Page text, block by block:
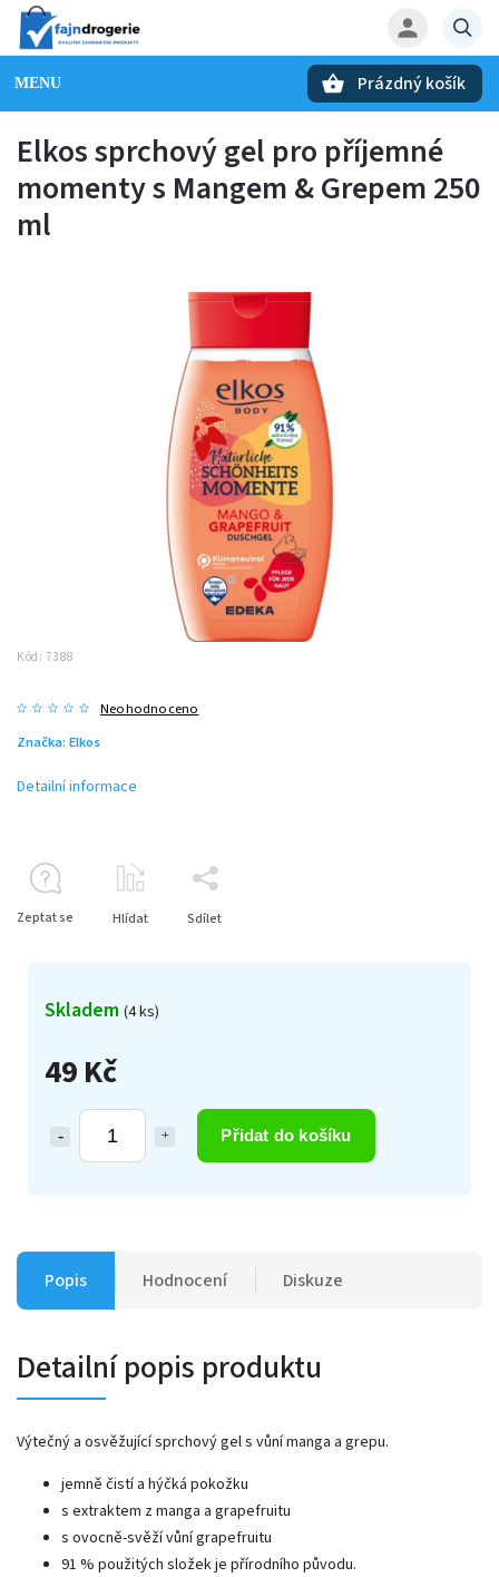
Prázdný košík
Elkos sprchový gel pro příjemné
momenty s Mangem & Grepem 250
ml
Kód: 7388
Neohodnoceno
Značka: Elkos
49 Kč
Přidat do košíku
Skladem (4 ks)
Detailní informace
Zeptat se Hlídat Sdílet
Popis Hodnocení Diskuze
Detailní popis produktu
Výtečný a osvěžující sprchový gel s vůní manga a grepu.
jemně čistí a hýčká pokožku
s extraktem z manga a grapefruitu
s ovocně-svěží vůní grapefruitu
91 % použitých složek je přírodního původu.